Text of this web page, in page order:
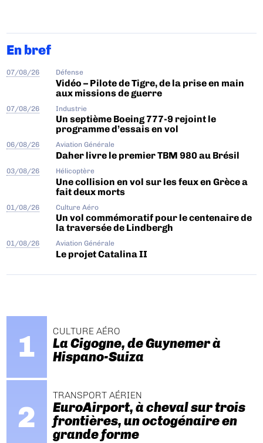
En bref
07/08/26 Défense
Vidéo – Pilote de Tigre, de la prise en main
aux missions de guerre
07/08/26 Industrie
Un septième Boeing 777-9 rejoint le
programme d’essais en vol
06/08/26 Aviation Générale
Daher livre le premier TBM 980 au Brésil
03/08/26 Hélicoptère
Une collision en vol sur les feux en Grèce a
fait deux morts
01/08/26 Culture Aéro
Un vol commémoratif pour le centenaire de
la traversée de Lindbergh
01/08/26 Aviation Générale
Le projet Catalina II
CULTURE AÉRO
La Cigogne, de Guynemer à
Hispano-Suiza
TRANSPORT AÉRIEN
EuroAirport, à cheval sur trois
frontières, un octogénaire en
grande forme